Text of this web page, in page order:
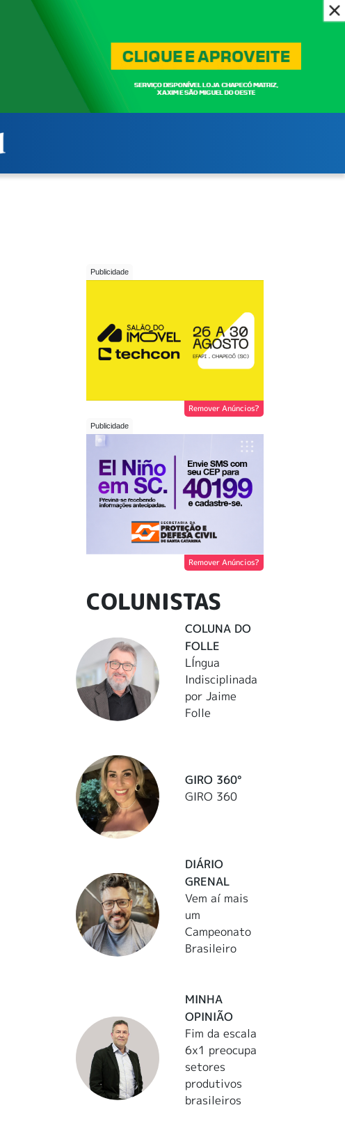
Remover Anúncios?
Remover Anúncios?
COLUNISTAS
COLUNA DO
FOLLE
LÍngua
Indisciplinada
por Jaime
Folle
GIRO 360°
GIRO 360
DIÁRIO
GRENAL
Vem aí mais
um
Campeonato
Brasileiro
MINHA
OPINIÃO
Fim da escala
6x1 preocupa
setores
produtivos
brasileiros